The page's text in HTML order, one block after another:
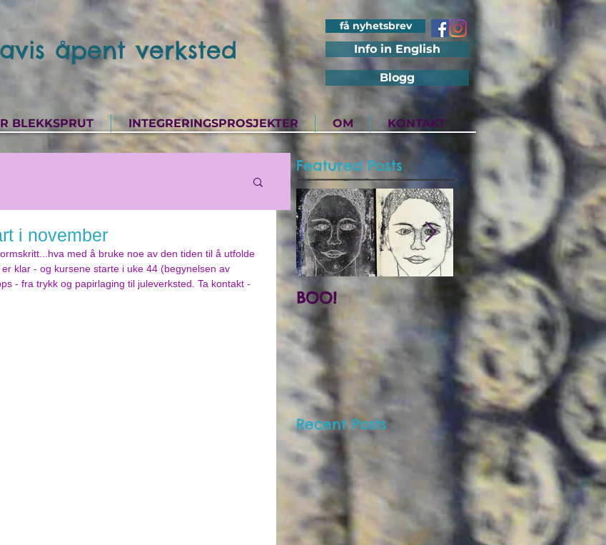
åpent verksted
få nyhetsbrev
Info in English
Blogg
BLEKKSPRUT INTEGRERINGSPROSJEKTER OM KONTAKT
i november
med å bruke noe av den tiden til å utfolde
klar - og kursene starte i uke 44 (begynelsen av
- fra trykk og papirlaging til juleverksted. Ta kontakt -
Featured Posts
BOO!
Utstilling på Det
Internasjonale
Barnekunstmuseet
Oslo!
Recent Posts